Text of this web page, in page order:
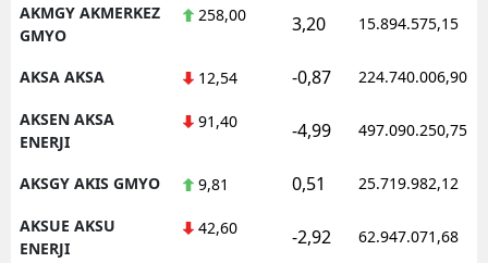
AKMGY AKMERKEZ
GMYO
258,00 3,20 15.894.575,15
AKSA AKSA 12,54 -0,87 224.740.006,90
AKSEN AKSA
ENERJI
91,40 -4,99 497.090.250,75
AKSGY AKIS GMYO 9,81 0,51 25.719.982,12
AKSUE AKSU
ENERJI
42,60 -2,92 62.947.071,68